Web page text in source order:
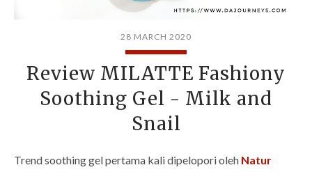
28 MARCH 2020
Review MILATTE Fashiony
Soothing Gel - Milk and
Snail
Trend soothing gel pertama kali dipelopori oleh Natur